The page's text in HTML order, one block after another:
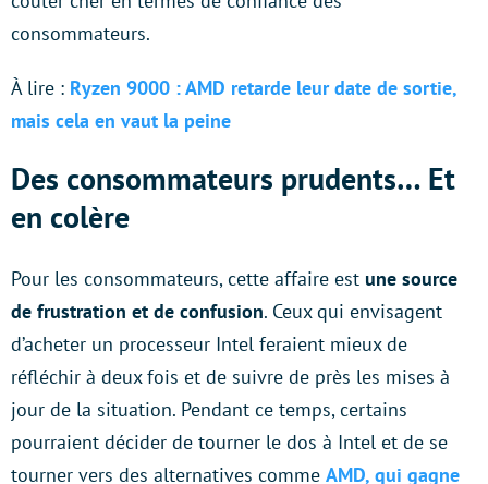
consommateurs.
À lire : Ryzen 9000 : AMD retarde leur date de sortie,
mais cela en vaut la peine
Des consommateurs prudents… Et
en colère
Pour les consommateurs, cette affaire est une source
de frustration et de confusion. Ceux qui envisagent
d’acheter un processeur Intel feraient mieux de
réfléchir à deux fois et de suivre de près les mises à
jour de la situation. Pendant ce temps, certains
pourraient décider de tourner le dos à Intel et de se
tourner vers des alternatives comme AMD, qui gagne